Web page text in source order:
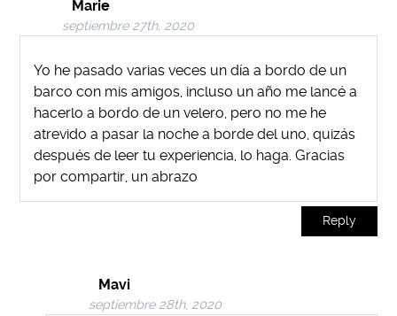
Marie
septiembre 27th, 2020
Yo he pasado varias veces un día a bordo de un
barco con mis amigos, incluso un año me lancé a
hacerlo a bordo de un velero, pero no me he
atrevido a pasar la noche a borde del uno, quizás
después de leer tu experiencia, lo haga. Gracias
por compartir, un abrazo
Reply
Mavi
septiembre 28th, 2020